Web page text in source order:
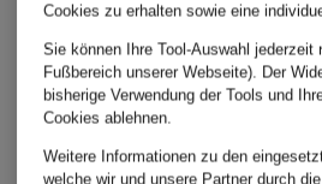
UGG
Cookies zu erhalten sowie eine
Sie können Ihre Tool-Auswahl
Fußbereich unserer Webseite). Der
bisherige Verwendung der Tools und
Cookies ablehnen.
Weitere Informationen zu den
welche wir und unsere Partner durch